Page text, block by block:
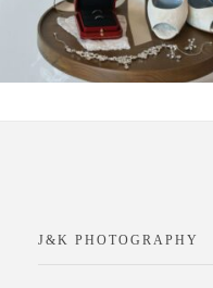
J&K PHOTOGRAPHY